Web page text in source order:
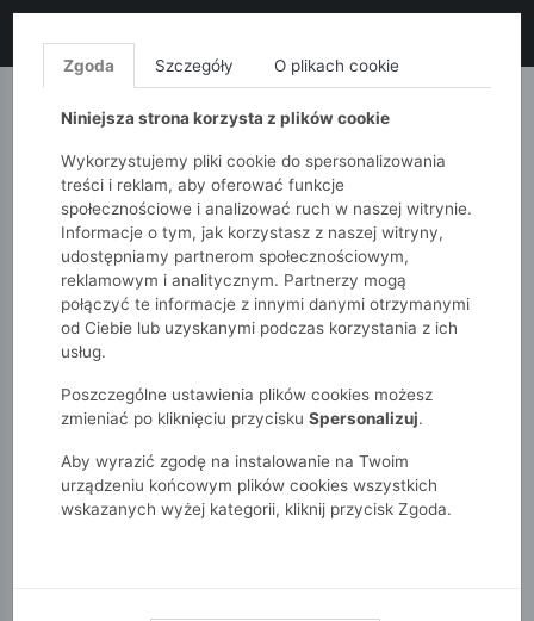
MONNARI QUIOSQUE
51015kids Chłopcy 2-7 lat Akcesoria
AKCESORIA
POKAŻ FILTRY
Zgoda Szczegóły O plikach cookie
Niniejsza strona korzysta z plików cookie
Wykorzystujemy pliki cookie do spersonalizowania
treści i reklam, aby oferować funkcje
społecznościowe i analizować ruch w naszej witrynie.
Informacje o tym, jak korzystasz z naszej witryny,
udostępniamy partnerom społecznościowym,
reklamowym i analitycznym. Partnerzy mogą
połączyć te informacje z innymi danymi otrzymanymi
od Ciebie lub uzyskanymi podczas korzystania z ich
usług.
Poszczególne ustawienia plików cookies możesz
zmieniać po kliknięciu przycisku Spersonalizuj.
Aby wyrazić zgodę na instalowanie na Twoim
urządzeniu końcowym plików cookies wszystkich
wskazanych wyżej kategorii, kliknij przycisk Zgoda.